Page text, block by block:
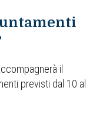
il
previsti dal 10 al